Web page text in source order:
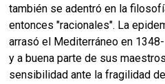
también se adentró en la
entonces "racionales". La
arrasó el Mediterráneo en
y a buena parte de sus
sensibilidad ante la fragilidad